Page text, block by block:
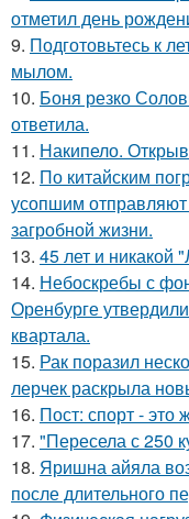
отметил день
9. Подготовьтесь к
мылом.
10. Боня резко
ответила.
11. Накипело.
12. По китайским
усопшим
загробной жизни.
13. 45 лет и никакой
14. Небоскребы с
Оренбурге
квартала.
15. Рак поразил
лерчек раскрыла
16. Пост: спорт - это
17. "Пересела с 250
18. Яришна айяла
после длительного